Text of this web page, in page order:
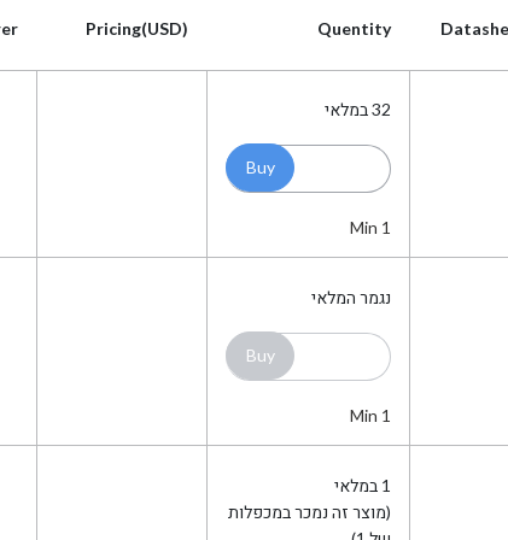
Quentity
Pricing(USD) Quentity
Pricing(USD)
32 במלאי
Min 1
נגמר המלאי
Min 1
1 במלאי
(מוצר זה נמכר במכפלות